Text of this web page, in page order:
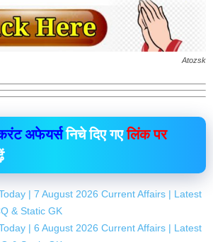
Atozsk
अफेयर्सनिचे दिए गएलिंक पर
| 7 August 2026 Current Affairs | Latest
& Static GK
| 6 August 2026 Current Affairs | Latest